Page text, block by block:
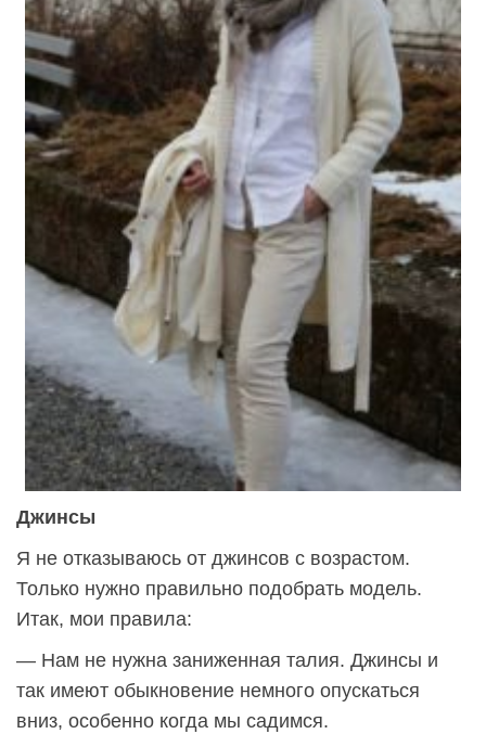
Джинсы
Я не отказываюсь от джинсов с возрастом.
Только нужно правильно подобрать модель.
Итак, мои правила:
— Нам не нужна заниженная талия. Джинсы и
так имеют обыкновение немного опускаться
вниз, особенно когда мы садимся.